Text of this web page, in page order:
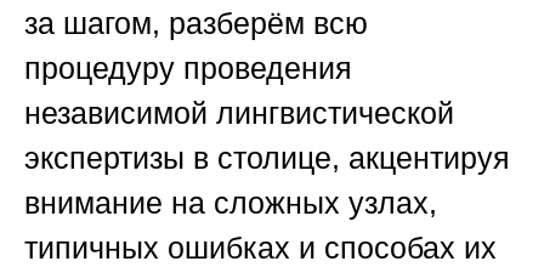
за шагом, разберём всю
процедуру проведения
независимой лингвистической
экспертизы в столице, акцентируя
внимание на сложных узлах,
типичных ошибках и способах их